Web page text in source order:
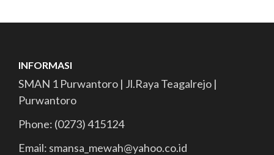
INFORMASI
SMAN 1 Purwantoro | Jl.Raya Teagalrejo |
Purwantoro
Phone: (0273) 415124
Email: smansa_mewah@yahoo.co.id